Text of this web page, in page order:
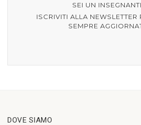
SEI UN
ISCRIVITI ALLA NEWSLETTER
SEMPRE
DOVE SIAMO